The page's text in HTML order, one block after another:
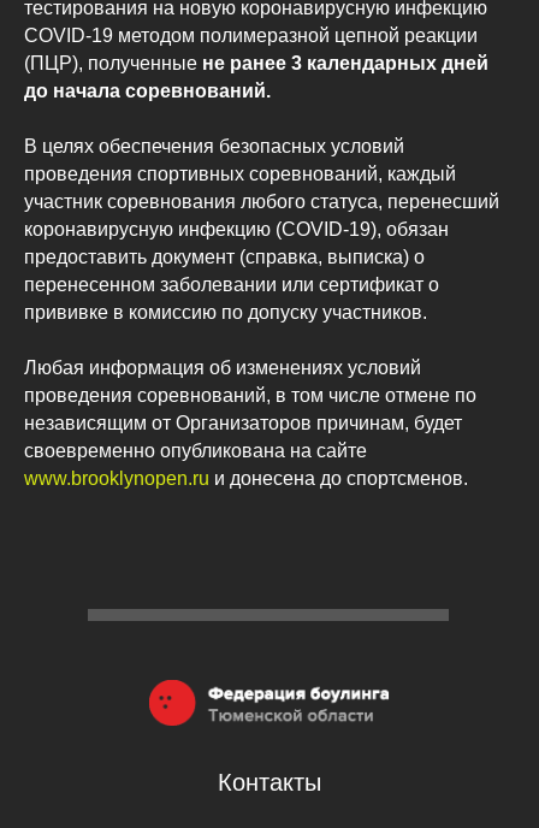
тестирования на новую коронавирусную инфекцию
COVID-19 методом полимеразной цепной реакции
(ПЦР), полученные не ранее 3 календарных дней
до начала соревнований.
В целях обеспечения безопасных условий
проведения спортивных соревнований, каждый
участник соревнования любого статуса, перенесший
коронавирусную инфекцию (COVID-19), обязан
предоставить документ (справка, выписка) о
перенесенном заболевании или сертификат о
прививке в комиссию по допуску участников.
Любая информация об изменениях условий
проведения соревнований, в том числе отмене по
независящим от Организаторов причинам, будет
своевременно опубликована на сайте
www.brooklynopen.ru и донесена до спортсменов.
Контакты